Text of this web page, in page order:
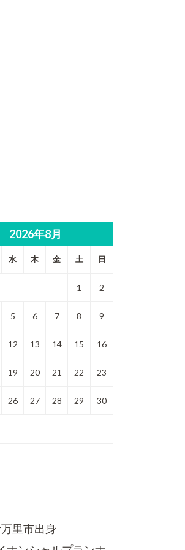
2026年8月
水 木 金 土 日
1 2
5 6 7 8 9
12 13 14 15 16
19 20 21 22 23
26 27 28 29 30
里市出身